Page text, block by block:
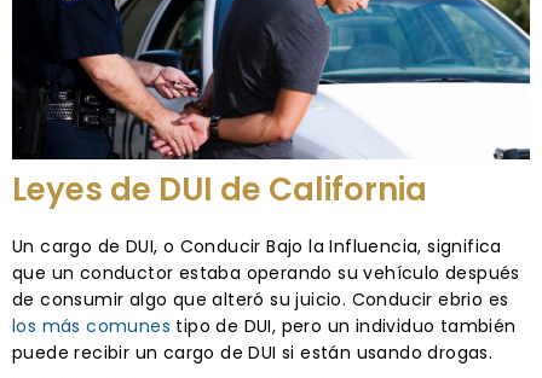
Leyes de DUI de California
Un cargo de DUI, o Conducir Bajo la Influencia, significa
que un conductor estaba operando su vehículo después
de consumir algo que alteró su juicio. Conducir ebrio es
los más comunes tipo de DUI, pero un individuo también
puede recibir un cargo de DUI si están usando drogas.